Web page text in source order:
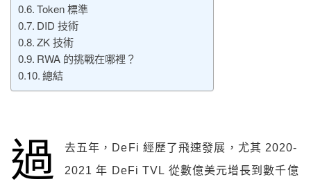
Token 標準
DID 技術
ZK 技術
RWA 的挑戰在哪裡？
總結
過
去五年，DeFi 經歷了飛速發展，尤其 2020-
2021 年 DeFi TVL 從數億美元增長到數千億